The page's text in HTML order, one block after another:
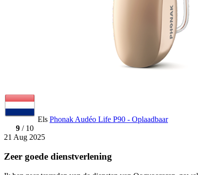
Els Phonak Audéo Life P90 - Oplaadbaar
9 / 10
21 Aug 2025
Zeer goede dienstverlening